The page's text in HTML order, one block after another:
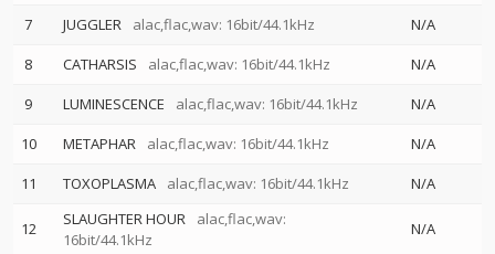
7 JUGGLER alac,flac,wav: 16bit/44.1kHz
N/A
8
CATHARSIS alac,flac,wav: 16bit/44.1kHz
N/A
9
LUMINESCENCE alac,flac,wav: 16bit/44.1kHz
N/A
10
METAPHAR alac,flac,wav: 16bit/44.1kHz
N/A
11
TOXOPLASMA alac,flac,wav: 16bit/44.1kHz N/A
12 SLAUGHTER HOUR
alac,flac,wav:
16bit/44.1kHz
N/A